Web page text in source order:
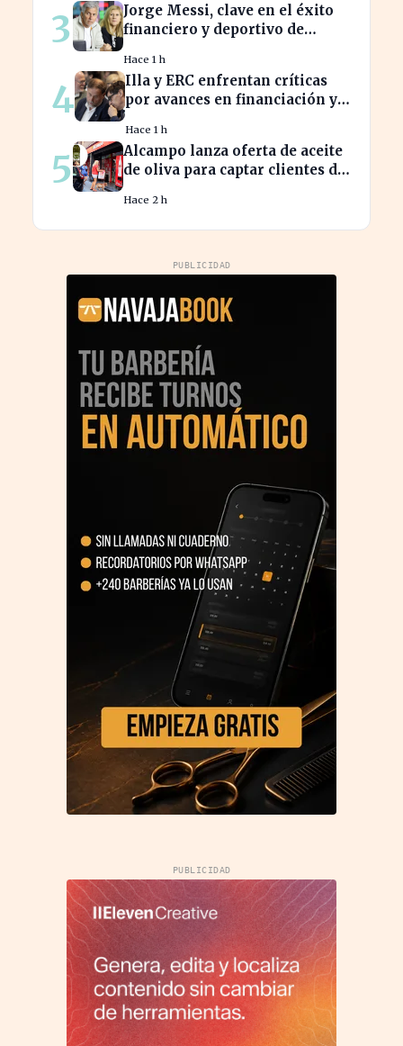
3
Jorge Messi, clave en el éxito
financiero y deportivo de
Hace 1 h
4
Illa y ERC enfrentan críticas
por avances en financiación y
Hace 1 h
5
Alcampo lanza oferta de aceite
de oliva para captar clientes de
Hace 2 h
PUBLICIDAD
PUBLICIDAD